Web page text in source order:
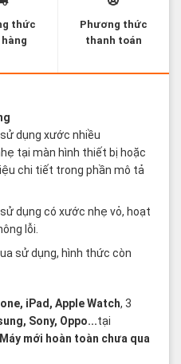
thức
Phương thức
thanh toán
dụng xước nhiều
tại màn hình thiết bị hoặc
chi tiết trong phần mô tả
dụng có xước nhẹ vỏ, hoạt
lỗi.
sử dụng, hình thức còn
iPad, Apple Watch, 3
Sony, Oppo...tại
mới hoàn toàn chưa qua